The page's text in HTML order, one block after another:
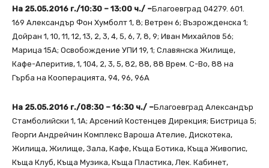
На 25.05.2016 г./10:30 – 13:00 ч./ –Благоевград 04279. 601.
169 Александър Фон Хумболт 1, 8; Ветрен 6; Възрожденска 1;
Дойран 1, 10, 11, 12, 13, 2, 3, 4, 5, 6, 7, 8, 9; Иван Михайлов 56;
Марица 15А; Освобождение УПИ 19, 1; Славянска Жилище,
Кафе-Аперитив, 1, 104, 2, 3, 5, 82, 88, 88 Врем. С-Во, 88 на
Гърба на Кооперацията, 94, 96, 96А
На 25.05.2016 г./08:30 – 16:30 ч./ –Благоевград Александър
Стамболийски 1, 1А; Арсений Костенцев Дирекция; Бистрица 5;
Георги Андрейчин Комплекс Вароша Ателие, Дискотека,
Жилища, Жилище, Зала, Кафе, Къща Ботика, Къща Живопис,
Къща Клуб, Къща Музика, Къща Пластика, Лек. Кабинет,